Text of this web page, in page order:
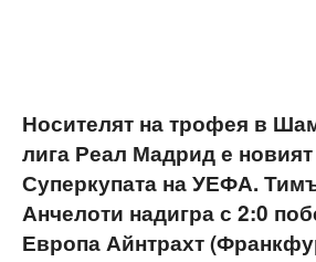
Носителят на трофея в
лига Реал Мадрид е
Суперкупата на УЕФА.
Анчелоти надигра с 2:0
Европа Айнтрахт